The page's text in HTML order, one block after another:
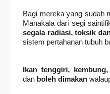
Bagi mereka yang sudah
Manakala dari segi
segala radiasi, toksik
sistem pertahanan tubuh
Ikan tenggiri,
dan boleh dimakan